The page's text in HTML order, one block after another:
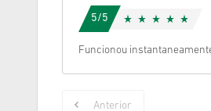
5/5
Funcionou
Anterior